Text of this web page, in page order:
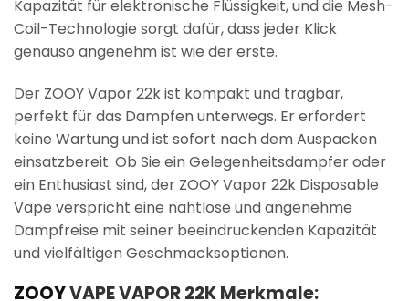
Kapazität für elektronische Flüssigkeit, und die Mesh-
Coil-Technologie sorgt dafür, dass jeder Klick
genauso angenehm ist wie der erste.
Der ZOOY Vapor 22k ist kompakt und tragbar,
perfekt für das Dampfen unterwegs. Er erfordert
keine Wartung und ist sofort nach dem Auspacken
einsatzbereit. Ob Sie ein Gelegenheitsdampfer oder
ein Enthusiast sind, der ZOOY Vapor 22k Disposable
Vape verspricht eine nahtlose und angenehme
Dampfreise mit seiner beeindruckenden Kapazität
und vielfältigen Geschmacksoptionen.
ZOOYVAPE VAPOR 22K Merkmale: